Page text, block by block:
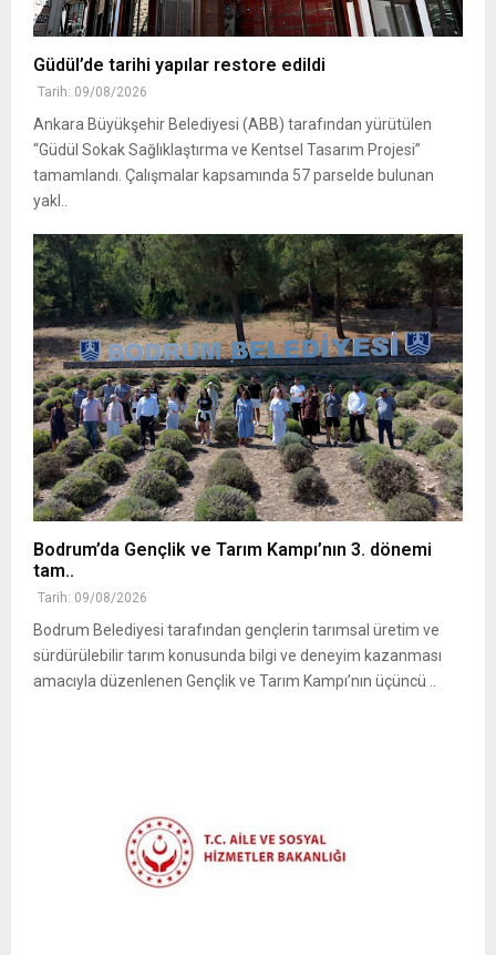
Güdül’de tarihi yapılar restore edildi
Tarih: 09/08/2026
Ankara Büyükşehir Belediyesi (ABB) tarafından yürütülen
“Güdül Sokak Sağlıklaştırma ve Kentsel Tasarım Projesi”
tamamlandı. Çalışmalar kapsamında 57 parselde bulunan
yakl..
Bodrum’da Gençlik ve Tarım Kampı’nın 3. dönemi
tam..
Tarih: 09/08/2026
Bodrum Belediyesi tarafından gençlerin tarımsal üretim ve
sürdürülebilir tarım konusunda bilgi ve deneyim kazanması
amacıyla düzenlenen Gençlik ve Tarım Kampı’nın üçüncü ..